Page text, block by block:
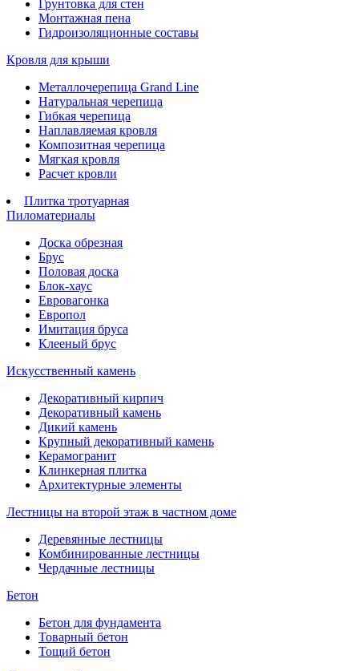
Грунтовка для стен
Монтажная пена
Гидроизоляционные составы
Кровля для крыши
Металлочерепица Grand Line
Натуральная черепица
Гибкая черепица
Наплавляемая кровля
Композитная черепица
Мягкая кровля
Расчет кровли
Плитка тротуарная
Пиломатериалы
Доска обрезная
Брус
Половая доска
Блок-хаус
Евровагонка
Европол
Имитация бруса
Клееный брус
Искусственный камень
Декоративный кирпич
Декоративный камень
Дикий камень
Крупный декоративный камень
Керамогранит
Клинкерная плитка
Архитектурные элементы
Лестницы на второй этаж в частном доме
Деревянные лестницы
Комбинированные лестницы
Чердачные лестницы
Бетон
Бетон для фундамента
Товарный бетон
Тощий бетон